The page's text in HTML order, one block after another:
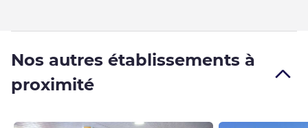
Nos autres établissements à
proximité